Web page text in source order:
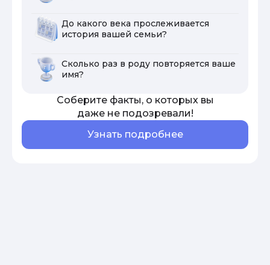
До какого века прослеживается
история вашей семьи?
Сколько раз в роду повторяется ваше
имя?
Соберите факты, о которых вы
даже не подозревали!
Узнать подробнее